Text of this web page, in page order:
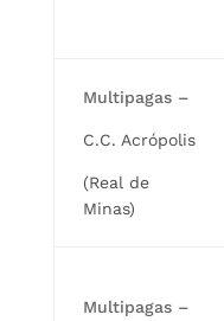
Multipagas –
C.C. Acrópolis
(Real de
Minas)
Multipagas –